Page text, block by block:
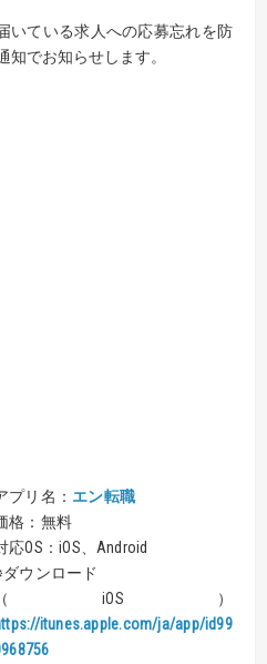
いている求人への応募忘れを防
知でお知らせします。
プリ名： エン転職
格：無料
応OS：iOS、Android
ウンロード
（iOS）
itunes.apple.com/ja/app/id99